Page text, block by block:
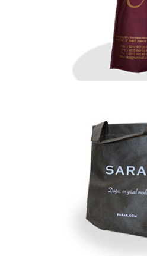
Şişe Bez Çantaları
Şişe için Bez Çantalar | Çeşitleri | Fiyatları